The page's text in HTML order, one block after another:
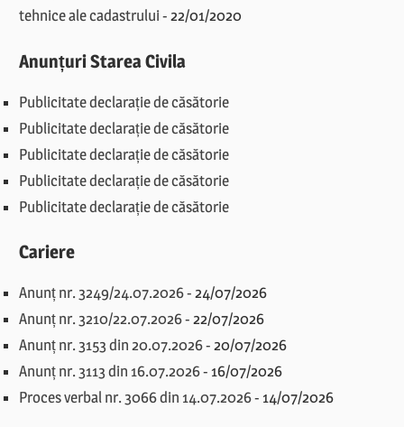
tehnice ale cadastrului-22/01/2020
Anunțuri Starea Civila
Publicitate declarație de căsătorie
Publicitate declarație de căsătorie
Publicitate declarație de căsătorie
Publicitate declarație de căsătorie
Publicitate declarație de căsătorie
Cariere
Anunț nr. 3249/24.07.2026-24/07/2026
Anunț nr. 3210/22.07.2026-22/07/2026
Anunț nr. 3153 din 20.07.2026-20/07/2026
Anunț nr. 3113 din 16.07.2026- 16/07/2026
Proces verbal nr. 3066 din 14.07.2026- 14/07/2026